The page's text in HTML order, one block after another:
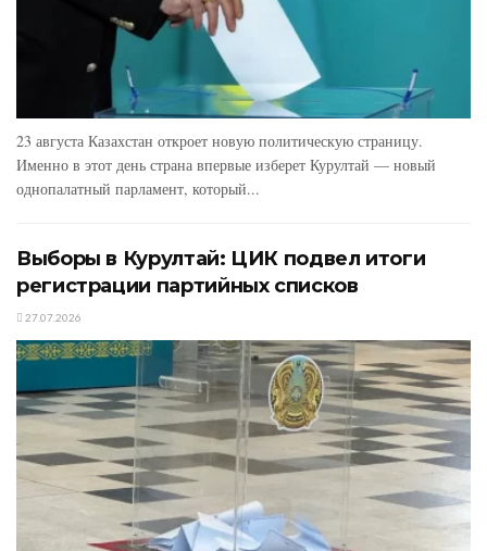
23 августа Казахстан откроет новую политическую страницу.
Именно в этот день страна впервые изберет Курултай — новый
однопалатный парламент, который...
Выборы в Курултай: ЦИК подвел итоги
регистрации партийных списков
27.07.2026